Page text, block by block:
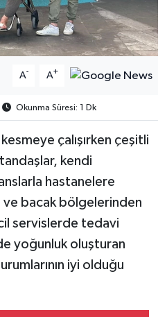
A- A+
Okunma Süresi: 1 Dk
çalışırken çeşitli
kendi
hastanelere
ve bacak bölgelerinden
servislerde tedavi
yoğunluk oluşturan
iyi olduğu